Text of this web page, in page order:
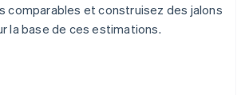
comparables et construisez des jalons
la base de ces estimations.